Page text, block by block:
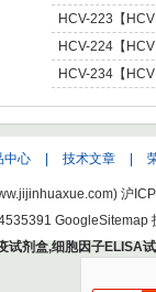
Hepatitis C
肝炎病毒NS5,
C Virus NS5
HCV-223【
肝炎病毒NS5,
C Virus NS5
HCV-224【
肝炎病毒NS5,
HCV-234【
Hepatitis C Virus
中心 技术文章
沪
GoogleSitemap
试剂盒,细胞因子ELISA